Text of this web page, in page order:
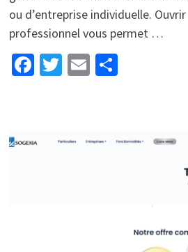
ou d’entreprise individuelle.
professionnel vous permet …
Facebook
Twitter
EmailPartager